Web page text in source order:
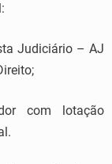
Judiciário – AJ
com lotação